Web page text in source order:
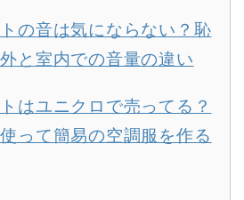
の音は気にならない？恥
と室内での音量の違い
はユニクロで売ってる？
って簡易の空調服を作る